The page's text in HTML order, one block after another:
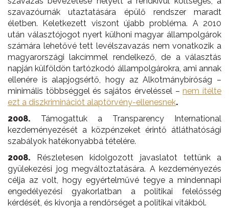
szavazóurnák utaztatására épülő rendszer maradt
életben. Keletkezett viszont újabb probléma. A 2010
után választójogot nyert külhoni magyar állampolgárok
számára lehetővé tett levélszavazás nem vonatkozik a
magyarországi lakcímmel rendelkező, de a választás
napján külföldön tartózkodó állampolgárokra, ami annak
ellenére is alapjogsértő, hogy az Alkotmánybíróság –
minimális többséggel és sajátos érveléssel –nem ítélte
ezt a diszkriminációt alaptörvény-ellenesnek.
2008. Támogattuk a Transparency International
kezdeményezését a közpénzeket érintő átláthatósági
szabályok hatékonyabbá tételére.
2008. Részletesen kidolgozott javaslatot tettünk a
gyülekezési jog megváltoztatására. A kezdeményezés
célja az volt, hogy egyértelművé tegye a mindennapi
engedélyezési gyakorlatban a politikai felelősség
kérdését, és kivonja a rendőrséget a politikai vitákból.